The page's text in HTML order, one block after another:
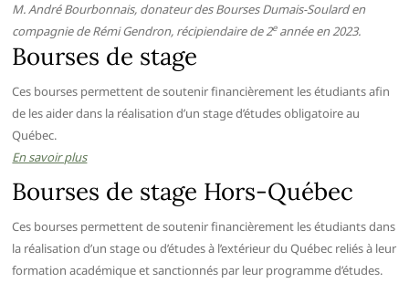
M. André Bourbonnais, donateur des Bourses Dumais-Soulard en
compagnie de Rémi Gendron, récipiendaire de 2eannée en 2023.
Bourses de stage
Ces bourses permettent de soutenir financièrement les étudiants afin
de les aider dans la réalisation d’un stage d’études obligatoire au
Québec.
En savoir plus
Bourses de stage Hors-Québec
Ces bourses permettent de soutenir financièrement les étudiants dans
la réalisation d’un stage ou d’études à l’extérieur du Québec reliés à leur
formation académique et sanctionnés par leur programme d’études.